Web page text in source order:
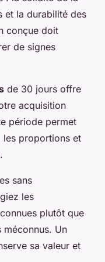
et la durabilité des
conçue doit
de signes
de 30 jours offre
acquisition
période permet
proportions et
sans
les
plutôt que
méconnus. Un
sa valeur et